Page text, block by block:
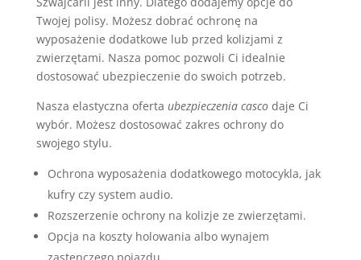
Twojej polisy. Możesz dobrać ochronę na
wyposażenie dodatkowe lub przed kolizjami z
zwierzętami. Nasza pomoc pozwoli Ci idealnie
dostosować ubezpieczenie do swoich potrzeb.
Nasza elastyczna oferta ubezpieczenia cascodaje Ci
wybór. Możesz dostosować zakres ochrony do
swojego stylu.
Ochrona wyposażenia dodatkowego motocykla, jak
kufry czy system audio.
Rozszerzenie ochrony na kolizje ze zwierzętami.
Opcja na koszty holowania albo wynajem